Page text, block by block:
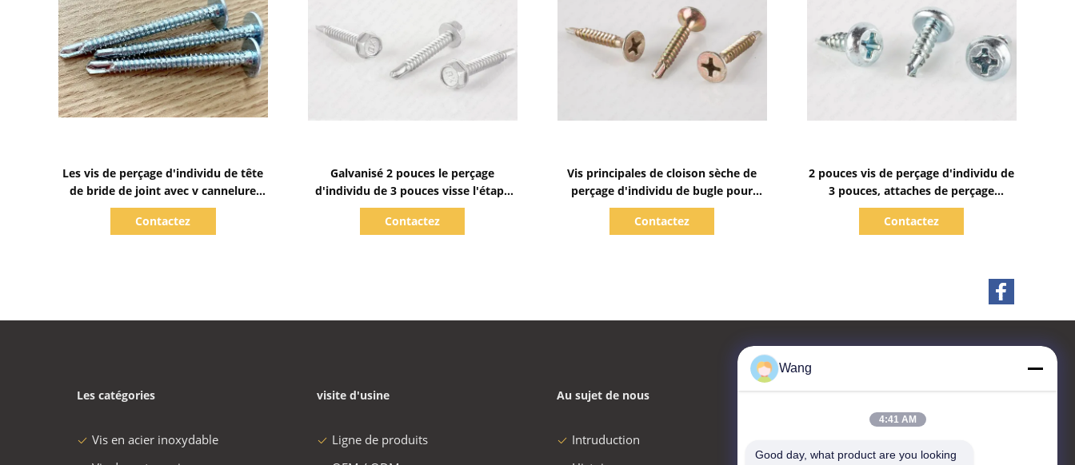
Les vis de perçage d'individu de tête
de bride de joint avec v cannelure
Baypole visse PH2
Contactez
Galvanisé 2 pouces le perçage
d'individu de 3 pouces visse l'étape
principale ronde de renfoncement de
Phillips sous la tête
Contactez
Vis principales de cloison sèche de
perçage d'individu de bugle pour
galvanisé jaune épais en métal Cr6
Contactez
2 pouces vis de perçage d'individu de
3 pouces, attaches de perçage
d'individu de Teks
Contactez
Les catégories
Vis en acier inoxydable
visite d'usine
Ligne de produits
Au sujet de nous
Intruduction
Contactez-nous
Co,LTD
Wang
4:41 AM
Good day, what product are you looking